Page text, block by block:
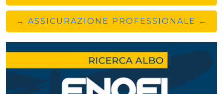
→ ASSICURAZIONE PROFESSIONALE ←